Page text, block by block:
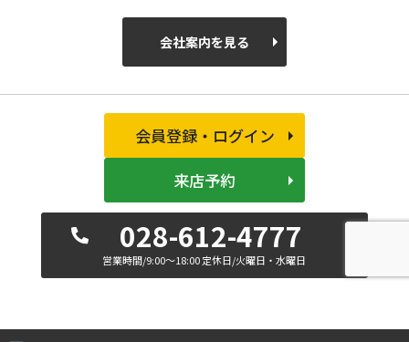
会社案内を見る
会員登録・ログイン
来店予約
028-612-4777
営業時間/9:00～18:00 定休日/火曜日・水曜日